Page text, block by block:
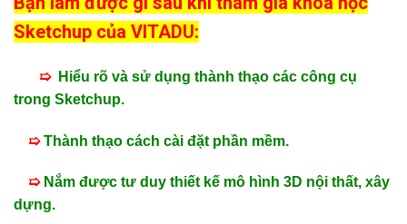
Sketchup của VITADU:
➯Hiểu rõ và sử dụng thành thạo các công cụ
trong Sketchup.
➯Thành thạo cách cài đặt phần mềm.
➯Nắm được tư duy thiết kế mô hình 3D nội thất, xây
dựng.